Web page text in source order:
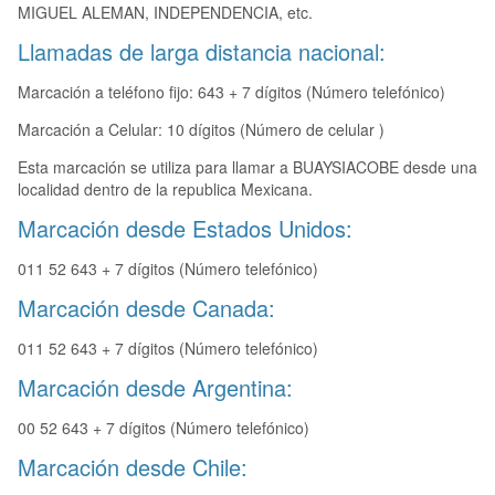
MIGUEL ALEMAN, INDEPENDENCIA, etc.
Llamadas de larga distancia nacional:
Marcación a teléfono fijo: 643 + 7 dígitos (Número telefónico)
Marcación a Celular: 10 dígitos (Número de celular )
Esta marcación se utiliza para llamar a BUAYSIACOBE desde una
localidad dentro de la republica Mexicana.
Marcación desde Estados Unidos:
011 52 643 + 7 dígitos (Número telefónico)
Marcación desde Canada:
011 52 643 + 7 dígitos (Número telefónico)
Marcación desde Argentina:
00 52 643 + 7 dígitos (Número telefónico)
Marcación desde Chile: